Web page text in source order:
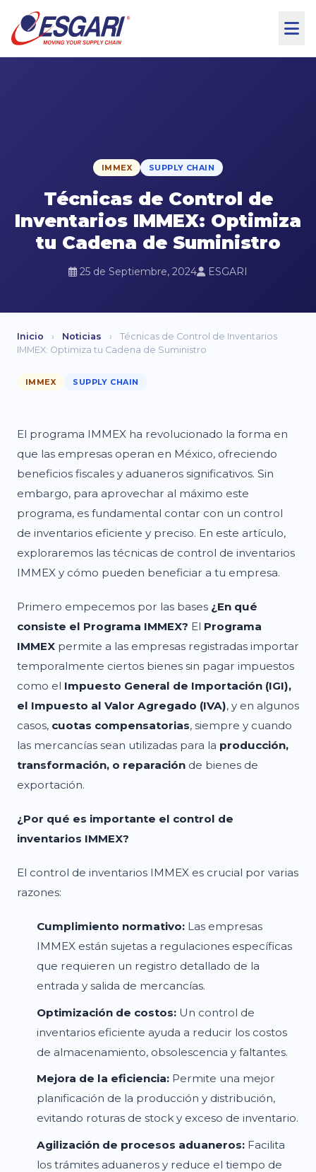
IMMEX SUPPLY CHAIN
Técnicas de Control de
Inventarios IMMEX: Optimiza
tu Cadena de Suministro
25 de Septiembre, 2024 ESGARI
Inicio › Noticias ›
Técnicas de Control de Inventarios
IMMEX: Optimiza tu Cadena de Suministro
IMMEX SUPPLY CHAIN
El programa IMMEX ha revolucionado la forma en
que las empresas operan en México, ofreciendo
beneficios fiscales y aduaneros significativos. Sin
embargo, para aprovechar al máximo este
programa, es fundamental contar con un control
de inventarios eficiente y preciso. En este artículo,
exploraremos las técnicas de control de inventarios
IMMEX y cómo pueden beneficiar a tu empresa.
Primero empecemos por las bases ¿En qué
consiste el Programa IMMEX? El Programa
IMMEX permite a las empresas registradas importar
temporalmente ciertos bienes sin pagar impuestos
como el Impuesto General de Importación (IGI),
el Impuesto al Valor Agregado (IVA), y en algunos
casos, cuotas compensatorias, siempre y cuando
las mercancías sean utilizadas para la producción,
transformación, o reparación de bienes de
exportación.
¿Por qué es importante el control de
inventarios IMMEX?
El control de inventarios IMMEX es crucial por varias
razones:
Cumplimiento normativo: Las empresas
IMMEX están sujetas a regulaciones específicas
que requieren un registro detallado de la
entrada y salida de mercancías.
Optimización de costos: Un control de
inventarios eficiente ayuda a reducir los costos
de almacenamiento, obsolescencia y faltantes.
Mejora de la eficiencia: Permite una mejor
planificación de la producción y distribución,
evitando roturas de stock y exceso de inventario.
Agilización de procesos aduaneros: Facilita
los trámites aduaneros y reduce el tiempo de